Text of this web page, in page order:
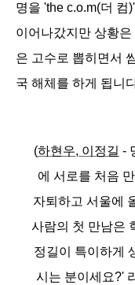
명을 'the c.o.m(더 컴)'
이어나갔지만 상황
은 고수로 뽑히면서
국 해체를 하게 됩니
(하현우, 이정길 -
에 서로를 처음
자퇴하고 서울에
사람의 첫 만남은
정길이 특이하게
시는 분이세요?'